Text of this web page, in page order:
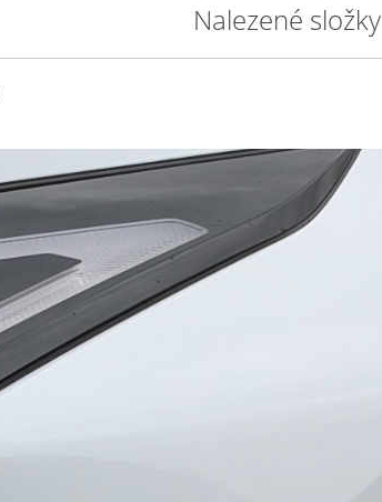
Nalezené složky